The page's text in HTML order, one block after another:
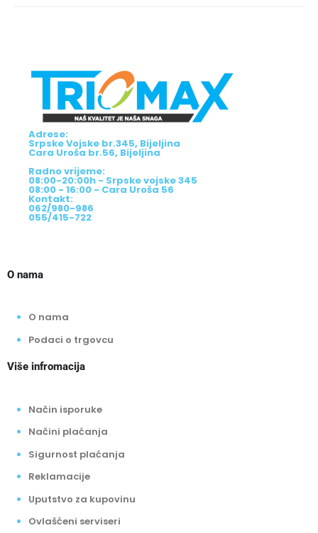
Adrese:
Srpske Vojske br.345, Bijeljina
Cara Uroša br.56, Bijeljina
Radno vrijeme:
08:00-20:00h - Srpske vojske 345
08:00 - 16:00 - Cara Uroša 56
Kontakt:
062/980-986
055/415-722
O nama
O nama
Podaci o trgovcu
Više infromacija
Način isporuke
Načini plaćanja
Sigurnost plaćanja
Reklamacije
Uputstvo za kupovinu
Ovlašćeni serviseri